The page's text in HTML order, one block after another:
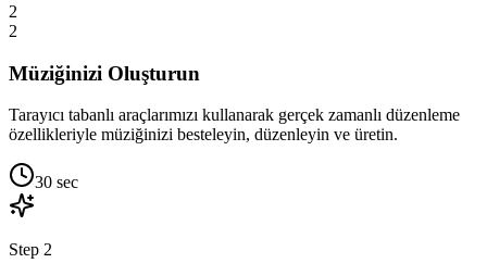
2
2
Müziğinizi Oluşturun
Tarayıcı tabanlı araçlarımızı kullanarak gerçek zamanlı düzenleme
özellikleriyle müziğinizi besteleyin, düzenleyin ve üretin.
30 sec
Step 2